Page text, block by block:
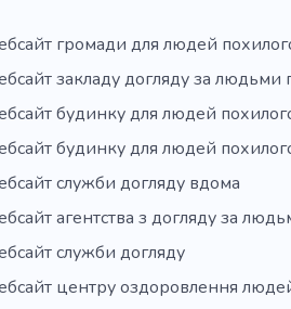
громади для людей
закладу догляду за людьми
будинку для людей
будинку для людей
служби догляду вдома
агентства з догляду за
служби догляду
центру оздоровлення